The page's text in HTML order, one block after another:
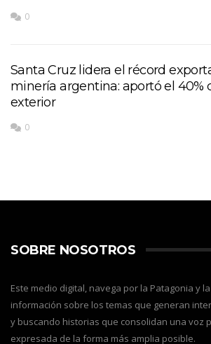
0
Santa Cruz lidera el récord
minería argentina: aportó el 40%
exterior
0
SOBRE NOSOTROS
Este medio digital, navega por la Patagonia y
información sobre los temas que generan
y buscando historias que consolidan una voz
expresada de la forma más amplia posible.